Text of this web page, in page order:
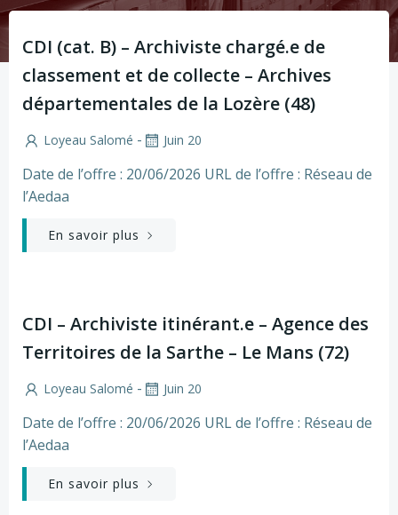
CDI (cat. B) – Archiviste chargé.e de
classement et de collecte – Archives
départementales de la Lozère (48)
Loyeau Salomé - Juin 20
Date de l’offre : 20/06/2026 URL de l’offre : Réseau de
l’Aedaa
En savoir plus
CDI – Archiviste itinérant.e – Agence des
Territoires de la Sarthe – Le Mans (72)
Loyeau Salomé - Juin 20
Date de l’offre : 20/06/2026 URL de l’offre : Réseau de
l’Aedaa
En savoir plus